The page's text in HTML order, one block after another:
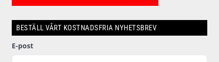
BESTÄLL VÅRT KOSTNADSFRIA NYHETSBREV
E-post